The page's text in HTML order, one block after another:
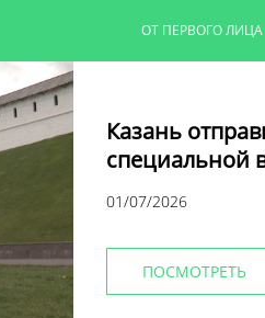
ОТ ПЕРВОГО ЛИЦА
Казань
специальной
01/07/2026
ПОСМОТРЕТЬ